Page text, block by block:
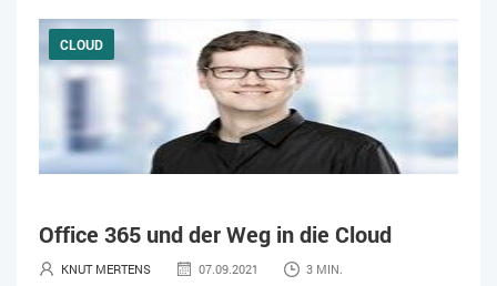
CLOUD
Office 365 und der Weg in die Cloud
KNUT MERTENS 07.09.2021 3 MIN.